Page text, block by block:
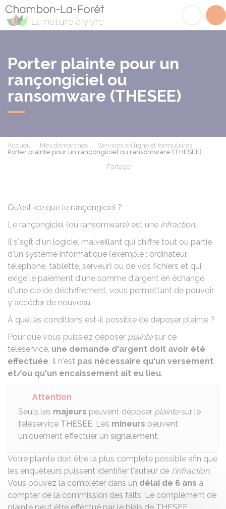
Porter plainte pour un
rançongiciel ou
ransomware (THESEE)
Accueil Mes démarches
Services en ligne et formulaires
Porter plainte pour un rançongiciel ou ransomware (THESEE)
Partager
Qu'est-ce que le rançongiciel ?
Le rançongiciel (ou ransomware) est une infraction.
Il s'agit d'un logiciel malveillant qui chiffre tout ou partie
d'un système informatique (exemple : ordinateur,
téléphone, tablette, serveur) ou de vos fichiers et qui
exige le paiement d'une somme d'argent en échange
d'une clé de déchiffrement, vous permettant de pouvoir
y accéder de nouveau.
À quelles conditions est-il possible de déposer plainte ?
Pour que vous puissiez déposer plaintesur ce
téléservice, une demande d'argent doit avoir été
effectuée. Il n'est pas nécessaire qu'un versement
et/ou qu'un encaissement ait eu lieu.
Attention
Seuls les majeurs peuvent déposer plaintesur le
téléservice THESEE. Les mineurs peuvent
uniquement effectuer un signalement.
Votre plainte doit être la plus complète possible afin que
les enquêteurs puissent identifier l'auteur de l'infraction.
Vous pouvez la compléter dans un délai de 6 ans à
compter de la commission des faits. Le complément de